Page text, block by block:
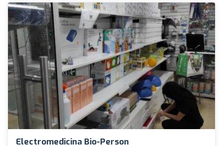
Electromedicina Bio-Person